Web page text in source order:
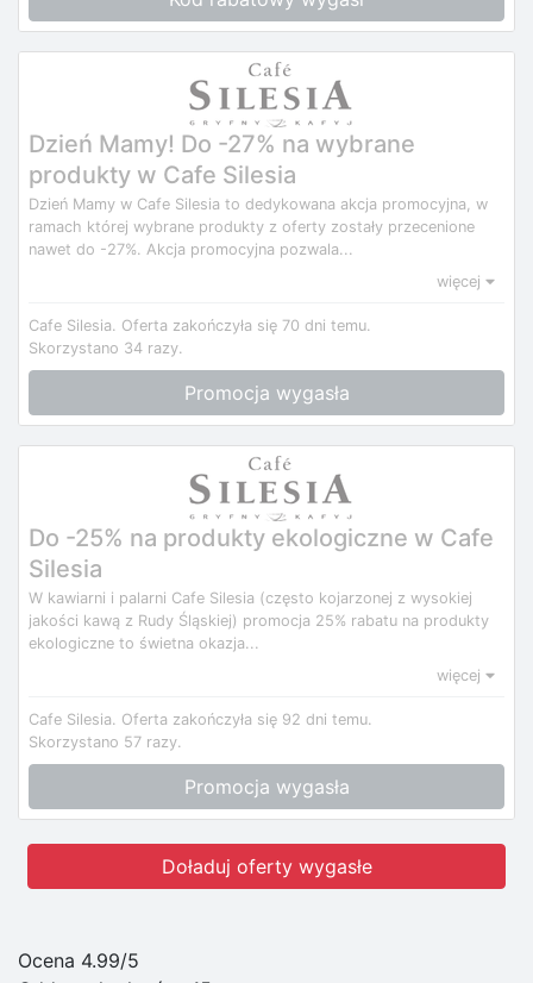
Dzień Mamy! Do -27% na wybrane
produkty w Cafe Silesia
Dzień Mamy w Cafe Silesia to dedykowana akcja promocyjna, w
ramach której wybrane produkty z oferty zostały przecenione
nawet do -27%. Akcja promocyjna pozwala...
więcej
Cafe Silesia. Oferta zakończyła się 70 dni temu.
Skorzystano 34 razy.
Promocja wygasła
Do -25% na produkty ekologiczne w Cafe
Silesia
W kawiarni i palarni Cafe Silesia (często kojarzonej z wysokiej
jakości kawą z Rudy Śląskiej) promocja 25% rabatu na produkty
ekologiczne to świetna okazja...
więcej
Cafe Silesia. Oferta zakończyła się 92 dni temu.
Skorzystano 57 razy.
Promocja wygasła
Doładuj oferty wygasłe
Ocena 4.99/5